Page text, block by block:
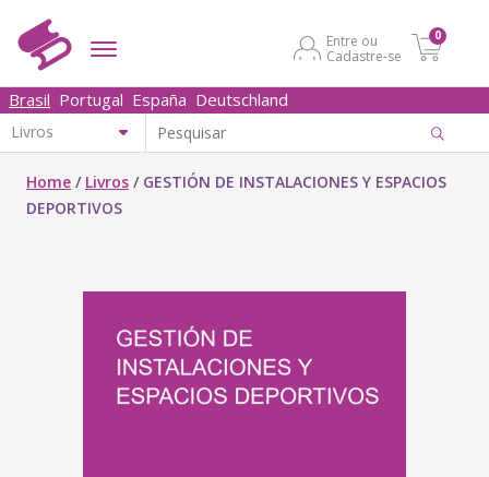
Entre ou
Cadastre-se
0
Brasil Portugal España Deutschland
Home / Livros / GESTIÓN DE INSTALACIONES Y ESPACIOS
DEPORTIVOS